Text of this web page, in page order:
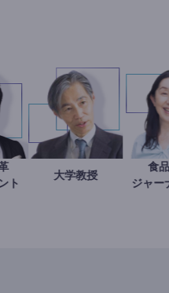
新田龍
き方改革
サルタント
加藤忠史
大学教授